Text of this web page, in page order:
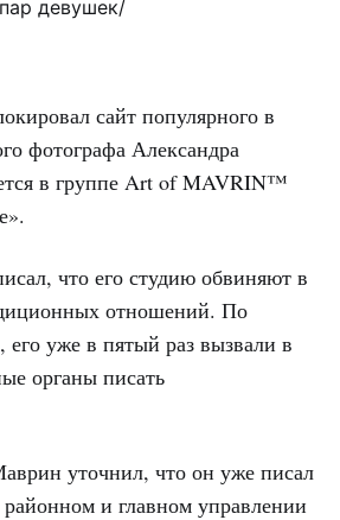
сайт популярного в
фотографа Александра
в группе Art of MAVRIN™
что его студию обвиняют в
отношений. По
его уже в пятый раз вызвали в
органы писать
уточнил, что он уже писал
и главном управлении